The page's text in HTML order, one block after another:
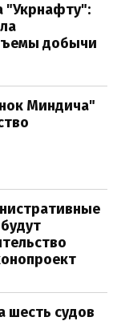
"Укрнафту":
добычи
Миндича"
шесть судов